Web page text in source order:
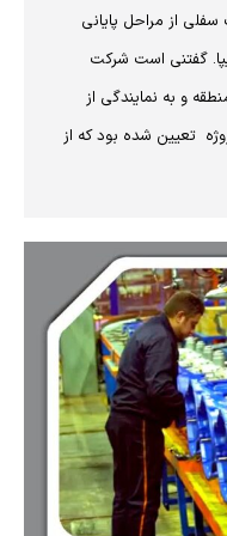
از مراحل پایانی
گفتنی است شرکت
و به نمایندگی از
تعیین شده بود که از